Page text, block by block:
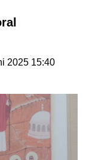
2025 15:40